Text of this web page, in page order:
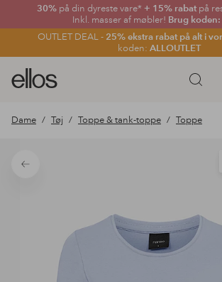
30% på din dyreste vare* + 15% rabatpå
Inkl. masser af møbler! Brug
OUTLET DEAL - 25% ekstra rabat på alt i
koden: ALLOUTLET
Søg
Ellos
logo
gå
forsiden
Dame Tøj Toppe & tank-toppe Toppe
Tilbage